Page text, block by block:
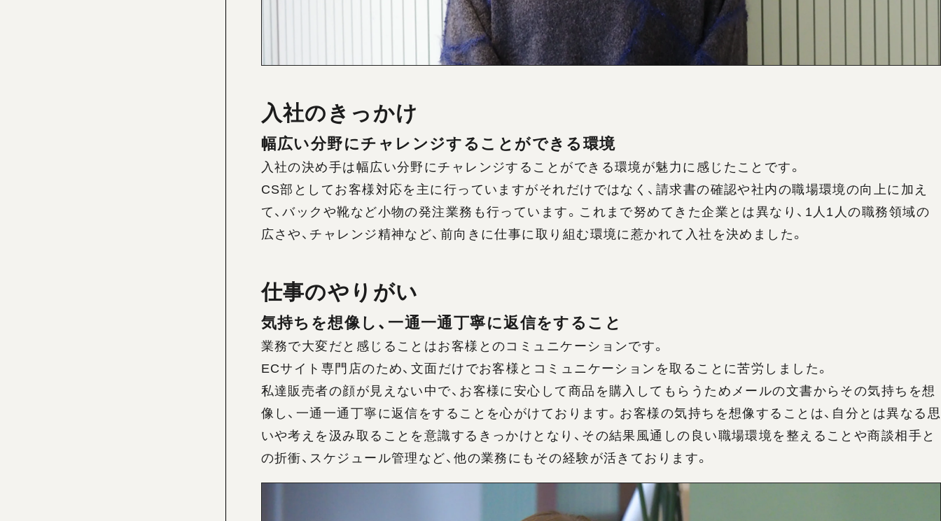
入社のきっかけ
幅広い分野にチャレンジすることができる環境
入社の決め手は幅広い分野にチャレンジすることができる環境が魅力に感じたことです。
CS部としてお客様対応を主に行っていますがそれだけではなく、請求書の確認や社内の職場環境の向上に加え
て、バックや靴など小物の発注業務も行っています。これまで努めてきた企業とは異なり、1人1人の職務領域の
広さや、チャレンジ精神など、前向きに仕事に取り組む環境に惹かれて入社を決めました。
仕事のやりがい
気持ちを想像し、一通一通丁寧に返信をすること
業務で大変だと感じることはお客様とのコミュニケーションです。
ECサイト専門店のため、文面だけでお客様とコミュニケーションを取ることに苦労しました。
私達販売者の顔が見えない中で、お客様に安心して商品を購入してもらうためメールの文書からその気持ちを想
像し、一通一通丁寧に返信をすることを心がけております。お客様の気持ちを想像することは、自分とは異なる思
いや考えを汲み取ることを意識するきっかけとなり、その結果風通しの良い職場環境を整えることや商談相手と
の折衝、スケジュール管理など、他の業務にもその経験が活きております。